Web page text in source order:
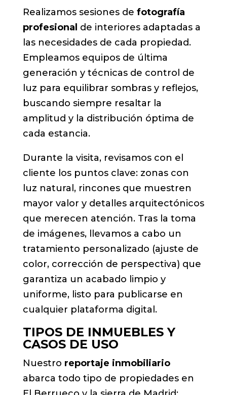
Realizamos sesiones de fotografía
profesional de interiores adaptadas a
las necesidades de cada propiedad.
Empleamos equipos de última
generación y técnicas de control de
luz para equilibrar sombras y reflejos,
buscando siempre resaltar la
amplitud y la distribución óptima de
cada estancia.
Durante la visita, revisamos con el
cliente los puntos clave: zonas con
luz natural, rincones que muestren
mayor valor y detalles arquitectónicos
que merecen atención. Tras la toma
de imágenes, llevamos a cabo un
tratamiento personalizado (ajuste de
color, corrección de perspectiva) que
garantiza un acabado limpio y
uniforme, listo para publicarse en
cualquier plataforma digital.
TIPOS DE INMUEBLES Y
CASOS DE USO
Nuestro reportaje inmobiliario
abarca todo tipo de propiedades en